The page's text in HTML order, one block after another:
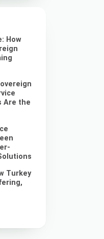
How
Are the
Turkey